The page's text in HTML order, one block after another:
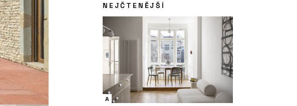
NEJČTENĚJŠÍ
A